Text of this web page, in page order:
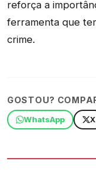
reforça a
ferramenta que
crime.
GOSTOU?
WhatsApp X